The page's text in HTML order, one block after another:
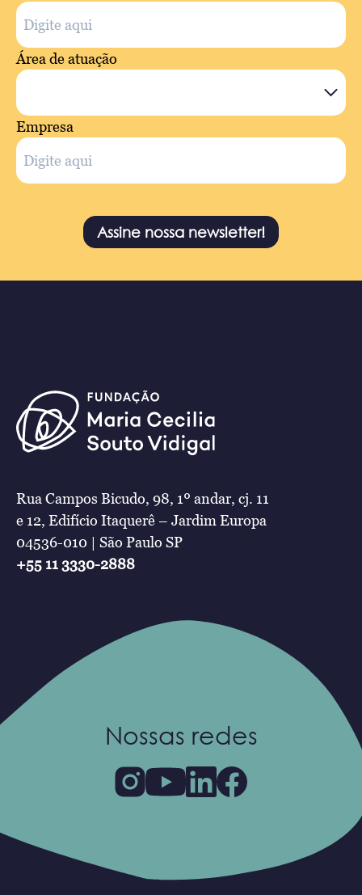
Área de atuação
Empresa
Assine nossa newsletter!
Rua Campos Bicudo, 98, 1º andar, cj. 11
e 12, Edifício Itaquerê – Jardim Europa
04536-010 | São Paulo SP
+55 11 3330-2888
Nossas redes